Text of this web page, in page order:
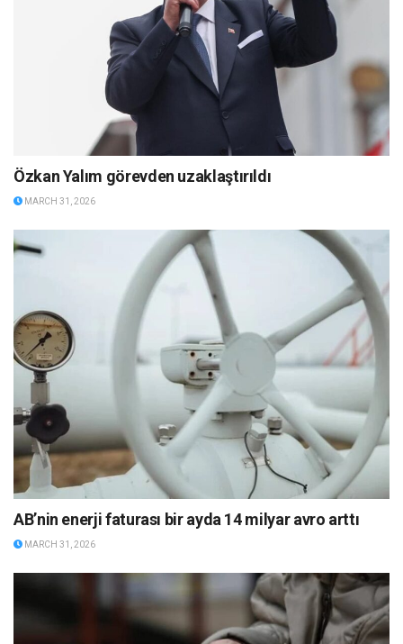
Özkan Yalım görevden uzaklaştırıldı
MARCH 31, 2026
AB’nin enerji faturası bir ayda 14 milyar avro arttı
MARCH 31, 2026